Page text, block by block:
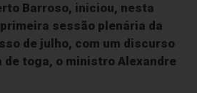
Barroso, iniciou, nesta
sessão plenária da
de julho, com um discurso
de toga, o ministro Alexandre